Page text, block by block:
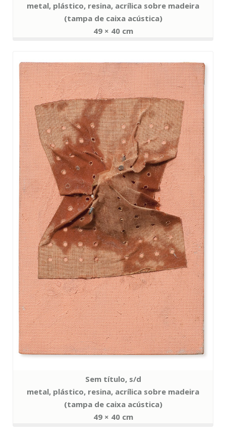
metal, plástico, resina, acrílica sobre madeira
(tampa de caixa acústica)
49 × 40 cm
Sem título, s/d
metal, plástico, resina, acrílica sobre madeira
(tampa de caixa acústica)
49 × 40 cm